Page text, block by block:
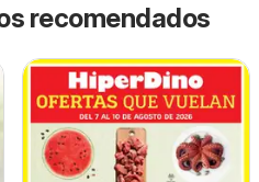
recomendados